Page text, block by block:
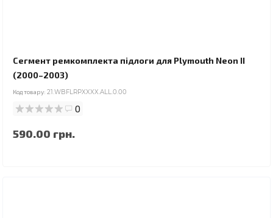
Сегмент ремкомплекта підлоги для Plymouth Neon II
(2000–2003)
Код товару: 21.WBFLRPXXXX.ALL.0.00
0
590.00 грн.